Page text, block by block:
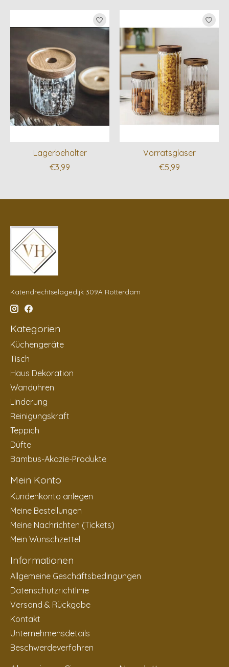
Produkt-Karussell-Artikel
Lagerbehälter
€3,99
Vorratsgläser
€5,99
Katendrechtselagedijk 309A Rotterdam
Kategorien
Küchengeräte
Tisch
Haus Dekoration
Wanduhren
Linderung
Reinigungskraft
Teppich
Düfte
Bambus-Akazie-Produkte
Mein Konto
Kundenkonto anlegen
Meine Bestellungen
Meine Nachrichten (Tickets)
Mein Wunschzettel
Informationen
Allgemeine Geschäftsbedingungen
Datenschutzrichtlinie
Versand & Rückgabe
Kontakt
Unternehmensdetails
Beschwerdeverfahren